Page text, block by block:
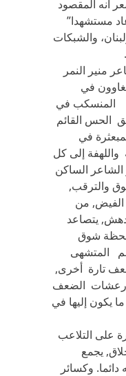
أنه المقصود
مستشهدا”
والشبكات
منير النمر
في
المنسكب في
الحس القائم
في
واللهفة إلى كل
الساكن
والترقب,
الفيض, من
يتصاعد
لحظة شوق
المتشهى
تارة أخرى,
الضعف
يكون إليها في
على التلاعب
يجمع
وكسائر